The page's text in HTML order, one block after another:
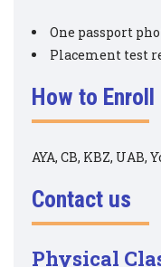
One passport
Placement test
How to Enroll
AYA, CB, KBZ, UAB,
Contact us
Physical